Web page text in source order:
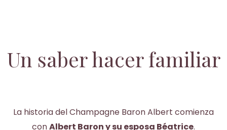
Un saber hacer familiar
La historia del Champagne Baron Albert comienza
conAlbert Baron y su esposa Béatrice.